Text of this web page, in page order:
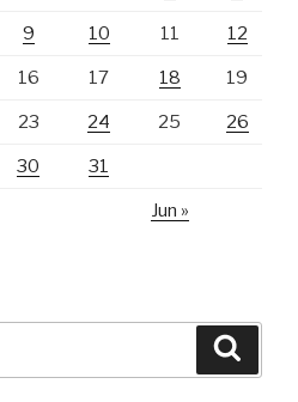
9 10 11 12
16 17 18 19
23 24 25 26
30 31
Jun »